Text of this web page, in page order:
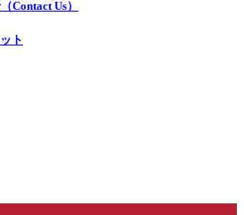
Contact Us）
ト